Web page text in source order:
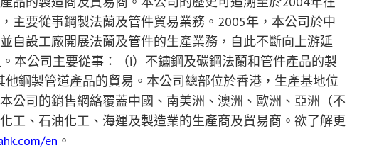
主要從事鋼製法蘭及管件貿易業務。2005年，本公司於中
自設工廠開展法蘭及管件的生產業務，自此不斷向上游延
本公司主要從事：（i）不鏽鋼及碳鋼法蘭和管件產品的製
鋼製管道產品的貿易。本公司總部位於香港，生產基地位
公司的銷售網絡覆蓋中國、南美洲、澳洲、歐洲、亞洲（不
工、石油化工、海運及製造業的生產商及貿易商。欲了解更
en 。